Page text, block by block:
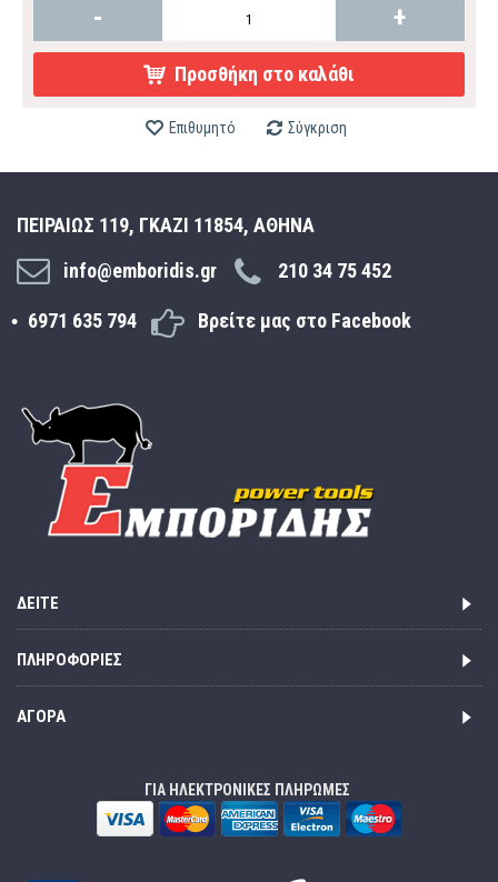
- +
Προσθήκη στο καλάθι
Επιθυμητό Σύγκριση
ΠΕΙΡΑΙΩΣ 119, ΓΚΑΖΙ 11854, ΑΘΗΝΑ
info@emboridis.gr
210 34 75 452
6971 635 794 Βρείτε μας στο Facebook
ΔΕΊΤΕ
ΠΛΗΡΟΦΟΡΊΕΣ
ΑΓΟΡΆ
ΓΙΑ ΗΛΕΚΤΡΟΝΙΚΕΣ ΠΛΗΡΩΜΕΣ